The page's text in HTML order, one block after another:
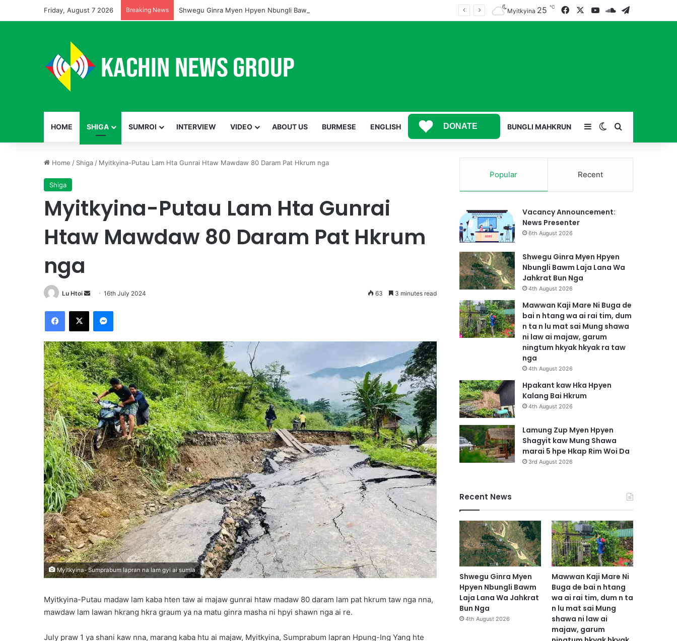
Friday, August 7 2026 Breaking News Shwegu Ginra Myen Hpyen Nbungli Bawm Laja Lana Wa Jahkrat Bun Nga Myitkyina 25 ℃ FacebookYouTube
SoundCloud
HOME SHIGA SUMROI INTERVIEW VIDEO ABOUT US BURMESE ENGLISH DONATE BUNGLI MAHKRUN SidebarSwitch skin
Search for
Home / Shiga / Myitkyina-Putau Lam Hta Gunrai Htaw Mawdaw 80 Daram Pat Hkrum nga
Shiga
Myitkyina-Putau Lam Hta Gunrai
Htaw Mawdaw 80 Daram Pat Hkrum
nga
Lu Htoi
d
a
n
e
m
a
i
l
16th July 2024 63 3 minutes read
Myitkyina- Sumprabum lapran na lam gyi ai sumla
Myitkyina-Putau madaw lam kaba hten taw ai majaw gunrai htaw madaw 80 daram lam pat hkrum taw nga nna,
mawdaw lam lawan hkrang hkra graum ya na matu ginra masha ni hpyi shawn nga ai re.
July praw 1 ya shani kaw nna, marang kaba htu ai majaw, Myitkyina, Sumprabum lapran Hpung-Ing Yang hte
Popular Recent
Vacancy Announcement:
News Presenter
6th August 2026
Shwegu Ginra Myen Hpyen
Nbungli Bawm Laja Lana Wa
Jahkrat Bun Nga
4th August 2026
Mawwan Kaji Mare Ni Buga de
bai n htang wa ai rai tim, dum
n ta n lu mat sai Mung shawa
ni law ai majaw, garum
ningtum hkyak hkyak ra taw
nga
4th August 2026
Hpakant kaw Hka Hpyen
Kalang Bai Hkrum
4th August 2026
Lamung Zup Myen Hpyen
Shagyit kaw Mung Shawa
marai 5 hpe Hkap Rim Woi Da
3rd August 2026
Recent News
Shwegu Ginra Myen
Hpyen Nbungli Bawm
Laja Lana Wa Jahkrat
Bun Nga
4th August 2026
Mawwan Kaji Mare Ni
Buga de bai n htang
wa ai rai tim, dum n ta
n lu mat sai Mung
shawa ni law ai
majaw, garum